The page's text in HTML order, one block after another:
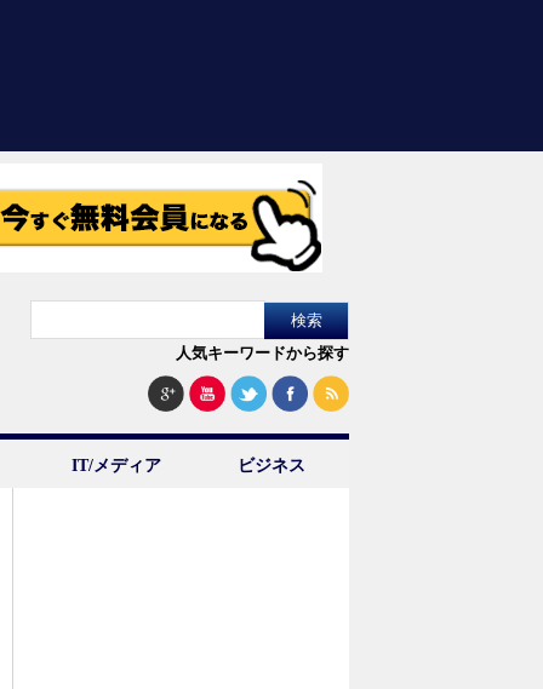
人気キーワードから探す
IT/メディア ビジネス